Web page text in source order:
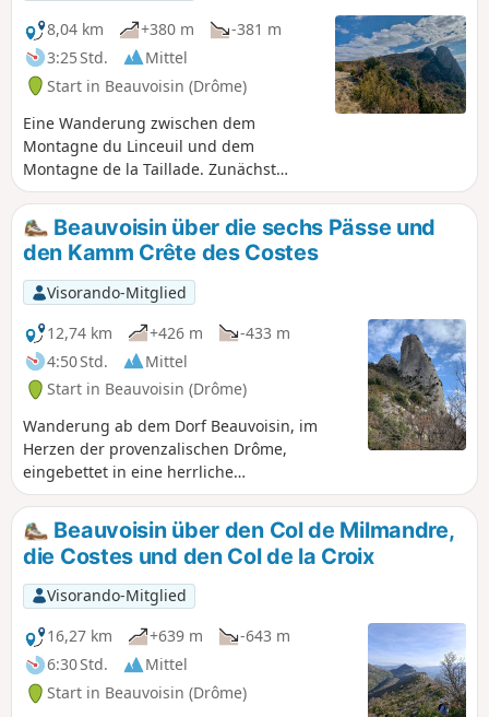
8,04 km
+380 m
-381 m
3:25 Std.
Mittel
Start in Beauvoisin (Drôme)
Eine Wanderung zwischen dem
Montagne du Linceuil und dem
Montagne de la Taillade. Zunächst
wandern Sie durch Obstbäume, Kirsch-
und Aprikosenbäume und einige
Weinberge, dann verlassen Sie diese
Landschaft und steigen auf einen
trockeneren und steinigeren Weg
hinauf. Ab dem Col de la Posterle
wandern Sie auf einem Kamm, von dem
aus Sie die Welt um sich herum auf 300
km sehen können. Bei klarem Wetter
können Kenner den Pic Saint-Loup
erkennen. Der Ventoux wird Ihr
ständiger Blickpunkt sein.
Beauvoisin über die sechs Pässe und
den Kamm Crête des Costes
Visorando-Mitglied
12,74 km
+426 m
-433 m
4:50 Std.
Mittel
Start in Beauvoisin (Drôme)
Wanderung ab dem Dorf Beauvoisin, im
Herzen der provenzalischen Drôme,
eingebettet in eine herrliche
Berglandschaft. Die Bergmassive Baume
Noire, Linceuil und Taillade, der Ventoux
und die Baronnies werden Ihnen während
Ihrer gesamten Wanderung als
Orientierungspunkte dienen. Sie
überqueren nicht weniger als sechs Pässe,
bevor Sie wieder in Beauvoisin ankommen.
Die atemberaubende Aussicht auf den
langen Kamm der Costes wird Ihnen in
Erinnerung bleiben.
Beauvoisin über den Col de Milmandre,
die Costes und den Col de la Croix
Visorando-Mitglied
16,27 km
+639 m
-643 m
6:30 Std.
Mittel
Start in Beauvoisin (Drôme)